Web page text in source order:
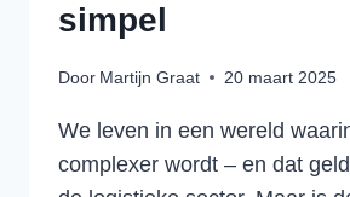
simpel
Door Martijn Graat 20 maart 2025
We leven in een wereld
complexer wordt – en dat